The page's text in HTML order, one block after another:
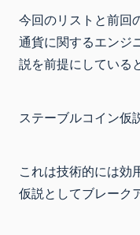
今回のリストと前回
通貨に関するエンジ
説を前提にしている
ステーブルコイン仮
これは技術的には効
仮説としてブレーク